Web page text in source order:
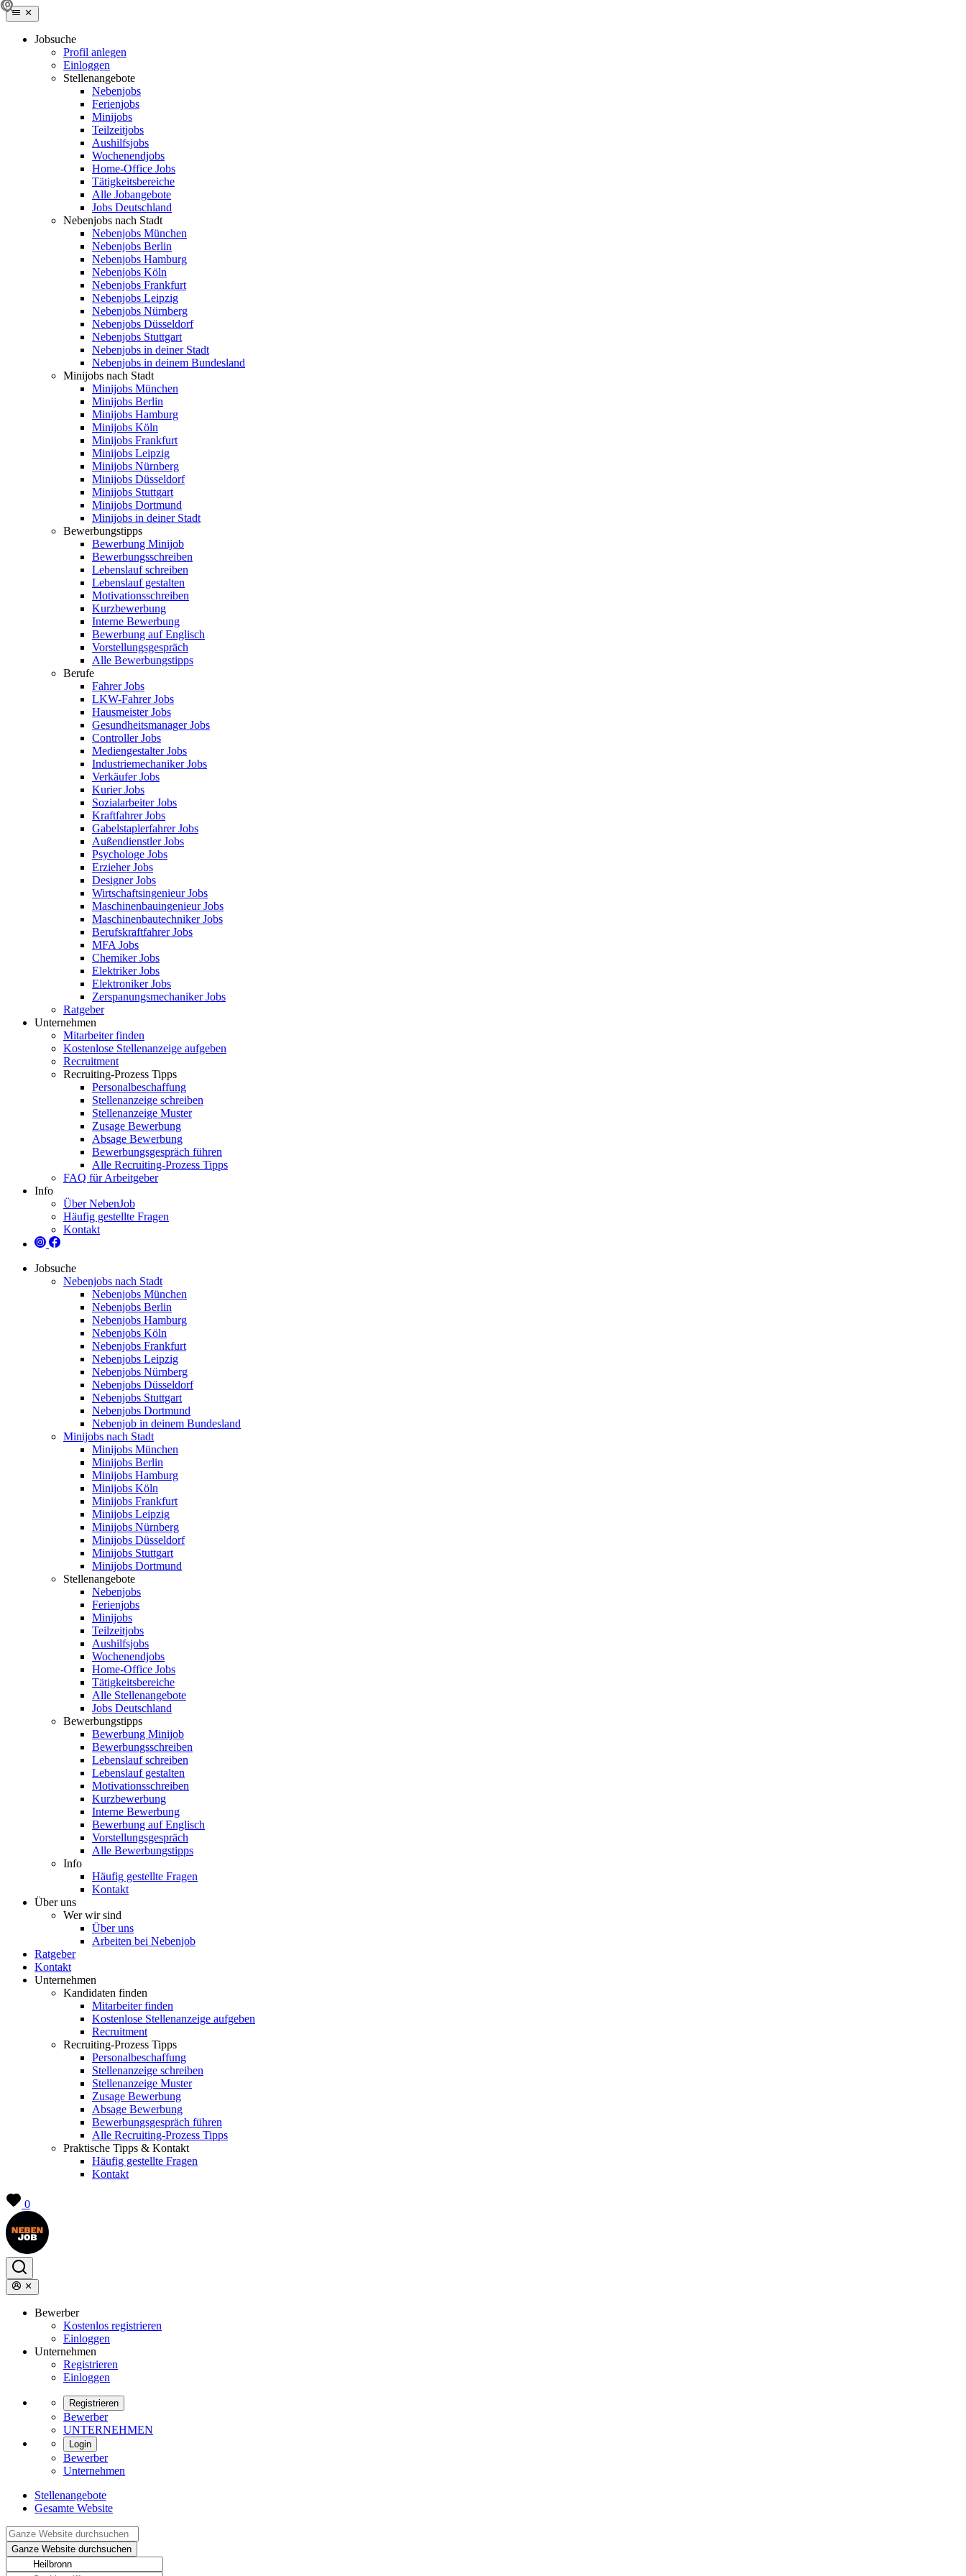
Jobsuche
Profil anlegen
Einloggen
Stellenangebote
Nebenjobs
Ferienjobs
Minijobs
Teilzeitjobs
Aushilfsjobs
Wochenendjobs
Home-Office Jobs
Tätigkeitsbereiche
Alle Jobangebote
Jobs Deutschland
Nebenjobs nach Stadt
Nebenjobs München
Nebenjobs Berlin
Nebenjobs Hamburg
Nebenjobs Köln
Nebenjobs Frankfurt
Nebenjobs Leipzig
Nebenjobs Nürnberg
Nebenjobs Düsseldorf
Nebenjobs Stuttgart
Nebenjobs in deiner Stadt
Nebenjobs in deinem Bundesland
Minijobs nach Stadt
Minijobs München
Minijobs Berlin
Minijobs Hamburg
Minijobs Köln
Minijobs Frankfurt
Minijobs Leipzig
Minijobs Nürnberg
Minijobs Düsseldorf
Minijobs Stuttgart
Minijobs Dortmund
Minijobs in deiner Stadt
Bewerbungstipps
Bewerbung Minijob
Bewerbungsschreiben
Lebenslauf schreiben
Lebenslauf gestalten
Motivationsschreiben
Kurzbewerbung
Interne Bewerbung
Bewerbung auf Englisch
Vorstellungsgespräch
Alle Bewerbungstipps
Berufe
Fahrer Jobs
LKW-Fahrer Jobs
Hausmeister Jobs
Gesundheitsmanager Jobs
Controller Jobs
Mediengestalter Jobs
Industriemechaniker Jobs
Verkäufer Jobs
Kurier Jobs
Sozialarbeiter Jobs
Kraftfahrer Jobs
Gabelstaplerfahrer Jobs
Außendienstler Jobs
Psychologe Jobs
Erzieher Jobs
Designer Jobs
Wirtschaftsingenieur Jobs
Maschinenbauingenieur Jobs
Maschinenbautechniker Jobs
Berufskraftfahrer Jobs
MFA Jobs
Chemiker Jobs
Elektriker Jobs
Elektroniker Jobs
Zerspanungsmechaniker Jobs
Ratgeber
Unternehmen
Mitarbeiter finden
Kostenlose Stellenanzeige aufgeben
Recruitment
Recruiting-Prozess Tipps
Personalbeschaffung
Stellenanzeige schreiben
Stellenanzeige Muster
Zusage Bewerbung
Absage Bewerbung
Bewerbungsgespräch führen
Alle Recruiting-Prozess Tipps
FAQ für Arbeitgeber
Info
Über NebenJob
Häufig gestellte Fragen
Kontakt
Jobsuche
Nebenjobs nach Stadt
Nebenjobs München
Nebenjobs Berlin
Nebenjobs Hamburg
Nebenjobs Köln
Nebenjobs Frankfurt
Nebenjobs Leipzig
Nebenjobs Nürnberg
Nebenjobs Düsseldorf
Nebenjobs Stuttgart
Nebenjobs Dortmund
Nebenjob in deinem Bundesland
Minijobs nach Stadt
Minijobs München
Minijobs Berlin
Minijobs Hamburg
Minijobs Köln
Minijobs Frankfurt
Minijobs Leipzig
Minijobs Nürnberg
Minijobs Düsseldorf
Minijobs Stuttgart
Minijobs Dortmund
Stellenangebote
Nebenjobs
Ferienjobs
Minijobs
Teilzeitjobs
Aushilfsjobs
Wochenendjobs
Home-Office Jobs
Tätigkeitsbereiche
Alle Stellenangebote
Jobs Deutschland
Bewerbungstipps
Bewerbung Minijob
Bewerbungsschreiben
Lebenslauf schreiben
Lebenslauf gestalten
Motivationsschreiben
Kurzbewerbung
Interne Bewerbung
Bewerbung auf Englisch
Vorstellungsgespräch
Alle Bewerbungstipps
Info
Häufig gestellte Fragen
Kontakt
Über uns
Wer wir sind
Über uns
Arbeiten bei Nebenjob
Ratgeber
Kontakt
Unternehmen
Kandidaten finden
Mitarbeiter finden
Kostenlose Stellenanzeige aufgeben
Recruitment
Recruiting-Prozess Tipps
Personalbeschaffung
Stellenanzeige schreiben
Stellenanzeige Muster
Zusage Bewerbung
Absage Bewerbung
Bewerbungsgespräch führen
Alle Recruiting-Prozess Tipps
Praktische Tipps & Kontakt
Häufig gestellte Fragen
Kontakt
0
Bewerber
Kostenlos registrieren
Einloggen
Unternehmen
Registrieren
Einloggen
Registrieren
Bewerber
UNTERNEHMEN
Login
Bewerber
Unternehmen
Stellenangebote
Gesamte Website